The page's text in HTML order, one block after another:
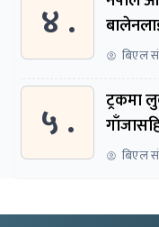
४ .
बिएल
५ .
ट्रकमा
बिएल